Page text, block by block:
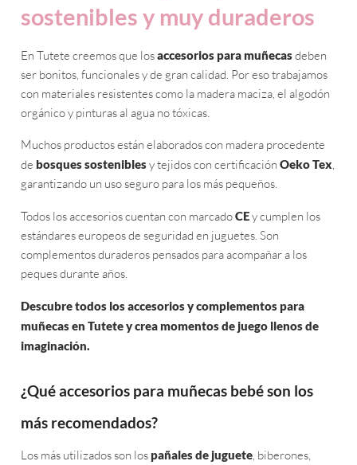
sostenibles y muy duraderos
En Tutete creemos que losaccesorios para muñecasdeben
ser bonitos, funcionales y de gran calidad. Por eso trabajamos
con materiales resistentes como la madera maciza, el algodón
orgánico y pinturas al agua no tóxicas.
Muchos productos están elaborados con madera procedente
de bosques sosteniblesy tejidos con certificación Oeko Tex,
garantizando un uso seguro para los más pequeños.
Todos los accesorios cuentan con marcadoCEy cumplen los
estándares europeos de seguridad en juguetes. Son
complementos duraderos pensados para acompañar a los
peques durante años.
Descubre todos los accesorios y complementos para
muñecas en Tutete y crea momentos de juego llenos de
imaginación.
¿Qué accesorios para muñecas bebé son los
más recomendados?
Los más utilizados son los pañales de juguete, biberones,